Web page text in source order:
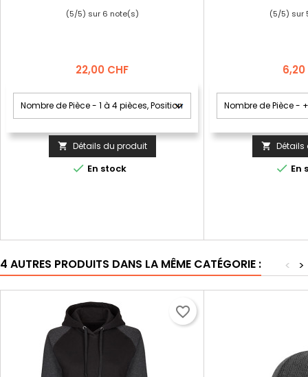
(5/5) sur 6 note(s)
Prix
22,00 CHF
 Détails du produit
 En stock
(5/5) sur
Prix
6,20
 Détails
 En
4 AUTRES PRODUITS DANS LA MÊME CATÉGORIE : >
<
favorite_border